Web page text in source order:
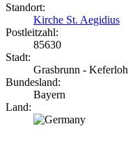
Standort:
Kirche St. Aegidius
Postleitzahl:
85630
Stadt:
Grasbrunn - Keferloh
Bundesland:
Bayern
Land: